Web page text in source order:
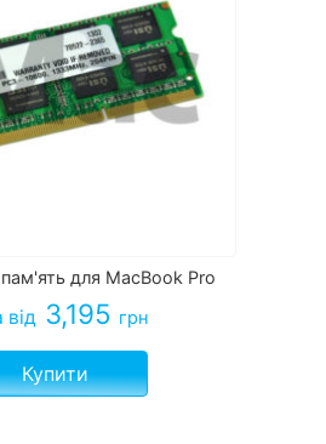
для MacBook Pro
від 3,195 грн
Купити